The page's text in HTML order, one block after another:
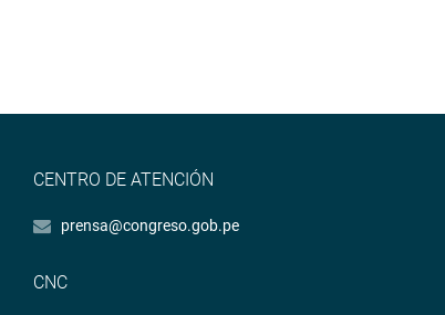
CENTRO DE ATENCIÓN
prensa@congreso.gob.pe
CNC